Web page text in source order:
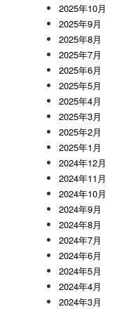
2025年10月
2025年9月
2025年8月
2025年7月
2025年6月
2025年5月
2025年4月
2025年3月
2025年2月
2025年1月
2024年12月
2024年11月
2024年10月
2024年9月
2024年8月
2024年7月
2024年6月
2024年5月
2024年4月
2024年3月